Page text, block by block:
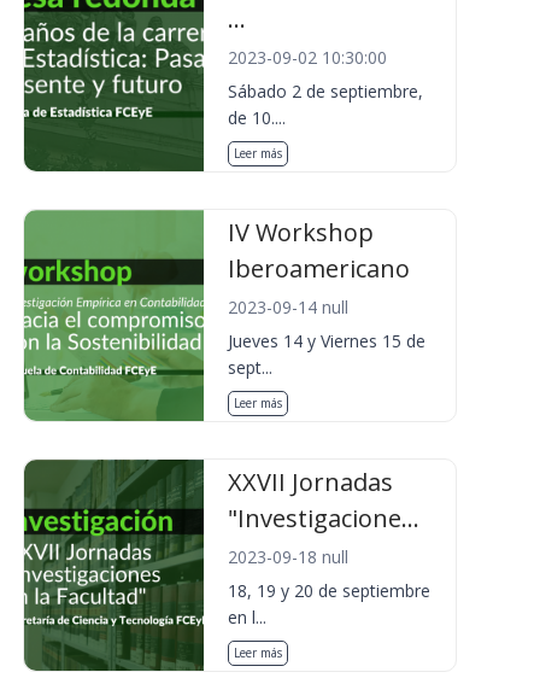
...
2023-09-02 10:30:00
Sábado 2 de septiembre,
de 10....
Leer más
IV Workshop
Iberoamericano
2023-09-14 null
Jueves 14 y Viernes 15 de
sept...
Leer más
XXVII Jornadas
"Investigacione...
2023-09-18 null
18, 19 y 20 de septiembre
en l...
Leer más